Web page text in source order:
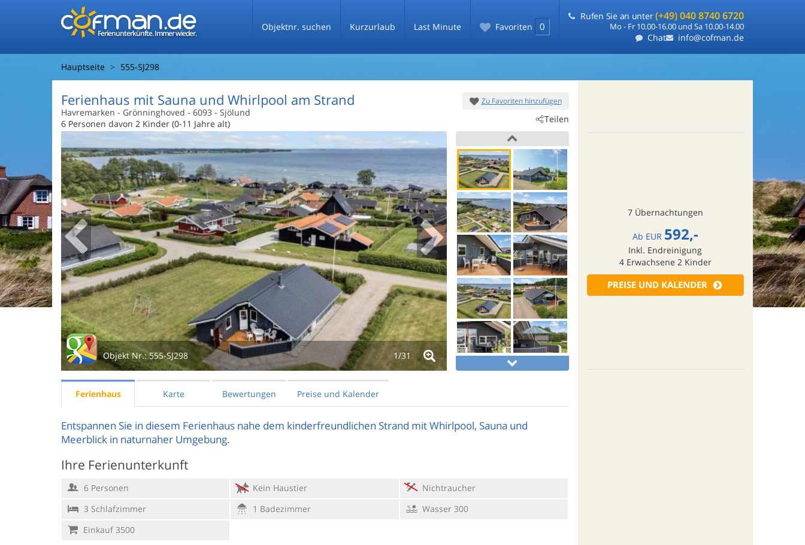
Ferienunterkünfte. Immer wieder.
Objektnr. suchen Kurzurlaub Last Minute Favoriten 0
Rufen Sie an unter(+49) 040 8740 6720
Mo - Fr 10.00-16.00 und Sa 10.00-14.00
Chat info@cofman.de
Hauptseite 555-SJ298
Zu Favoriten hinzufügen
Teilen
Ferienhaus mit Sauna und Whirlpool am Strand
Havremarken - Grönninghoved - 6093 - Sjölund
6 Personen davon 2 Kinder (0-11 Jahre alt)
Objekt Nr.:555-SJ298 1/31
7 Übernachtungen
Ab EUR 592,-
Inkl. Endreinigung
4 Erwachsene 2 Kinder
PREISE UND KALENDER
Ferienhaus Karte Bewertungen Preise und Kalender
Entspannen Sie in diesem Ferienhaus nahe dem kinderfreundlichen Strand mit Whirlpool, Sauna und
Meerblick in naturnaher Umgebung.
Ihre Ferienunterkunft
6 Personen Kein Haustier
Nichtraucher
3 Schlafzimmer
1 Badezimmer
Wasser 300
Einkauf 3500